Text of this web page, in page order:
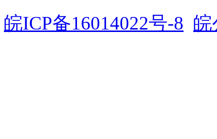
皖ICP备16014022号-8 皖